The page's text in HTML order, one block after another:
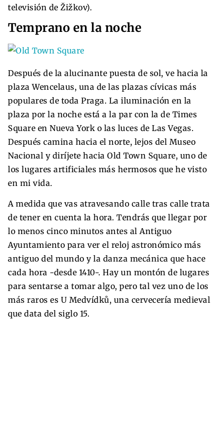
televisión de Žižkov).
Temprano en la noche
Después de la alucinante puesta de sol, ve hacia la
plaza Wencelaus, una de las plazas cívicas más
populares de toda Praga. La iluminación en la
plaza por la noche está a la par con la de Times
Square en Nueva York o las luces de Las Vegas.
Después camina hacia el norte, lejos del Museo
Nacional y diríjete hacia Old Town Square, uno de
los lugares artificiales más hermosos que he visto
en mi vida.
A medida que vas atravesando calle tras calle trata
de tener en cuenta la hora. Tendrás que llegar por
lo menos cinco minutos antes al Antiguo
Ayuntamiento para ver el reloj astronómico más
antiguo del mundo y la danza mecánica que hace
cada hora -desde 1410-. Hay un montón de lugares
para sentarse a tomar algo, pero tal vez uno de los
más raros es U Medvídků, una cervecería medieval
que data del siglo 15.